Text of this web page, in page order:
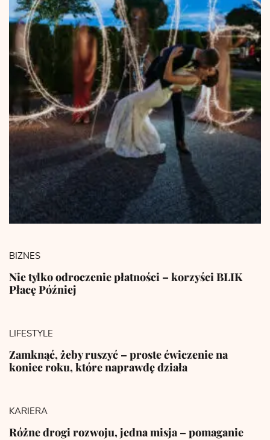
BIZNES
Nie tylko odroczenie płatności – korzyści BLIK
Płacę Później
LIFESTYLE
Zamknąć, żeby ruszyć – proste ćwiczenie na
koniec roku, które naprawdę działa
KARIERA
Różne drogi rozwoju, jedna misja – pomaganie